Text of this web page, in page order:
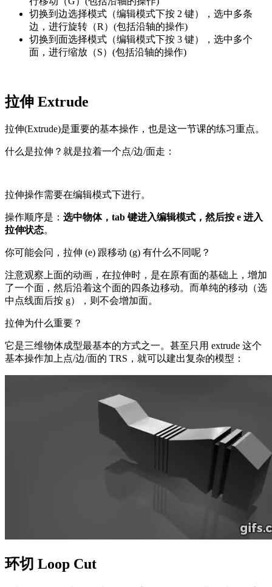
切换到边选择模式（编辑模式下按 2 键），选中多条
边，进行旋转（R）(包括沿轴的操作)
切换到面选择模式（编辑模式下按 3 键），选中多个
面，进行缩放（S）(包括沿轴的操作)
拉伸 Extrude
拉伸(Extrude)是重要的基本操作，也是这一节课的练习重点。
什么是拉伸？就是拉着一个点/边/面走：
拉伸操作需要在编辑模式下进行。
操作顺序是： 选中物体，tab 键进入编辑模式，然后按 e 进入
拉伸状态。
你可能会问，拉伸 (e) 跟移动 (g) 有什么不同呢？
注意观察上面的动画，在拉伸时，是在原有面的基础上，增加
了一个面，然后沿着这个面的四条边移动。而单纯的移动（选
中点线面后按 g），则不会增加面。
拉伸为什么重要？
它是三维物体成型最基本的方式之一。甚至只用 extrude 这个
基本操作加上点/边/面的 TRS，就可以建出复杂的模型：
环切 Loop Cut